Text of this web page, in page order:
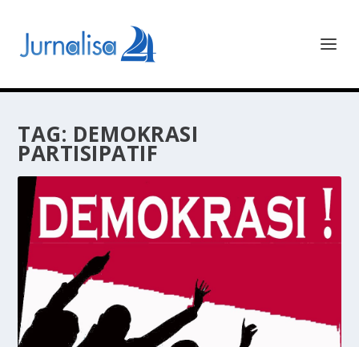
TAG: DEMOKRASI
PARTISIPATIF